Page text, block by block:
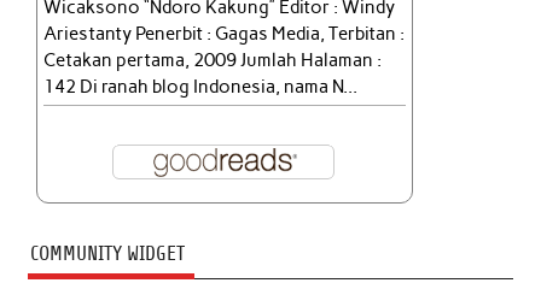
Wicaksono “Ndoro Kakung” Editor : Windy
Ariestanty Penerbit : Gagas Media, Terbitan :
Cetakan pertama, 2009 Jumlah Halaman :
142 Di ranah blog Indonesia, nama N...
COMMUNITY WIDGET